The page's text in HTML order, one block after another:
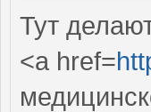
Тут
<a href=